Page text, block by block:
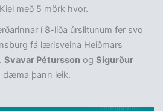
með 5 mörk hvor.
í 8-liða úrslitunum fer svo
fá lærisveina Heiðmars
Svavar Pétursson og Sigurður
dæma þann leik.